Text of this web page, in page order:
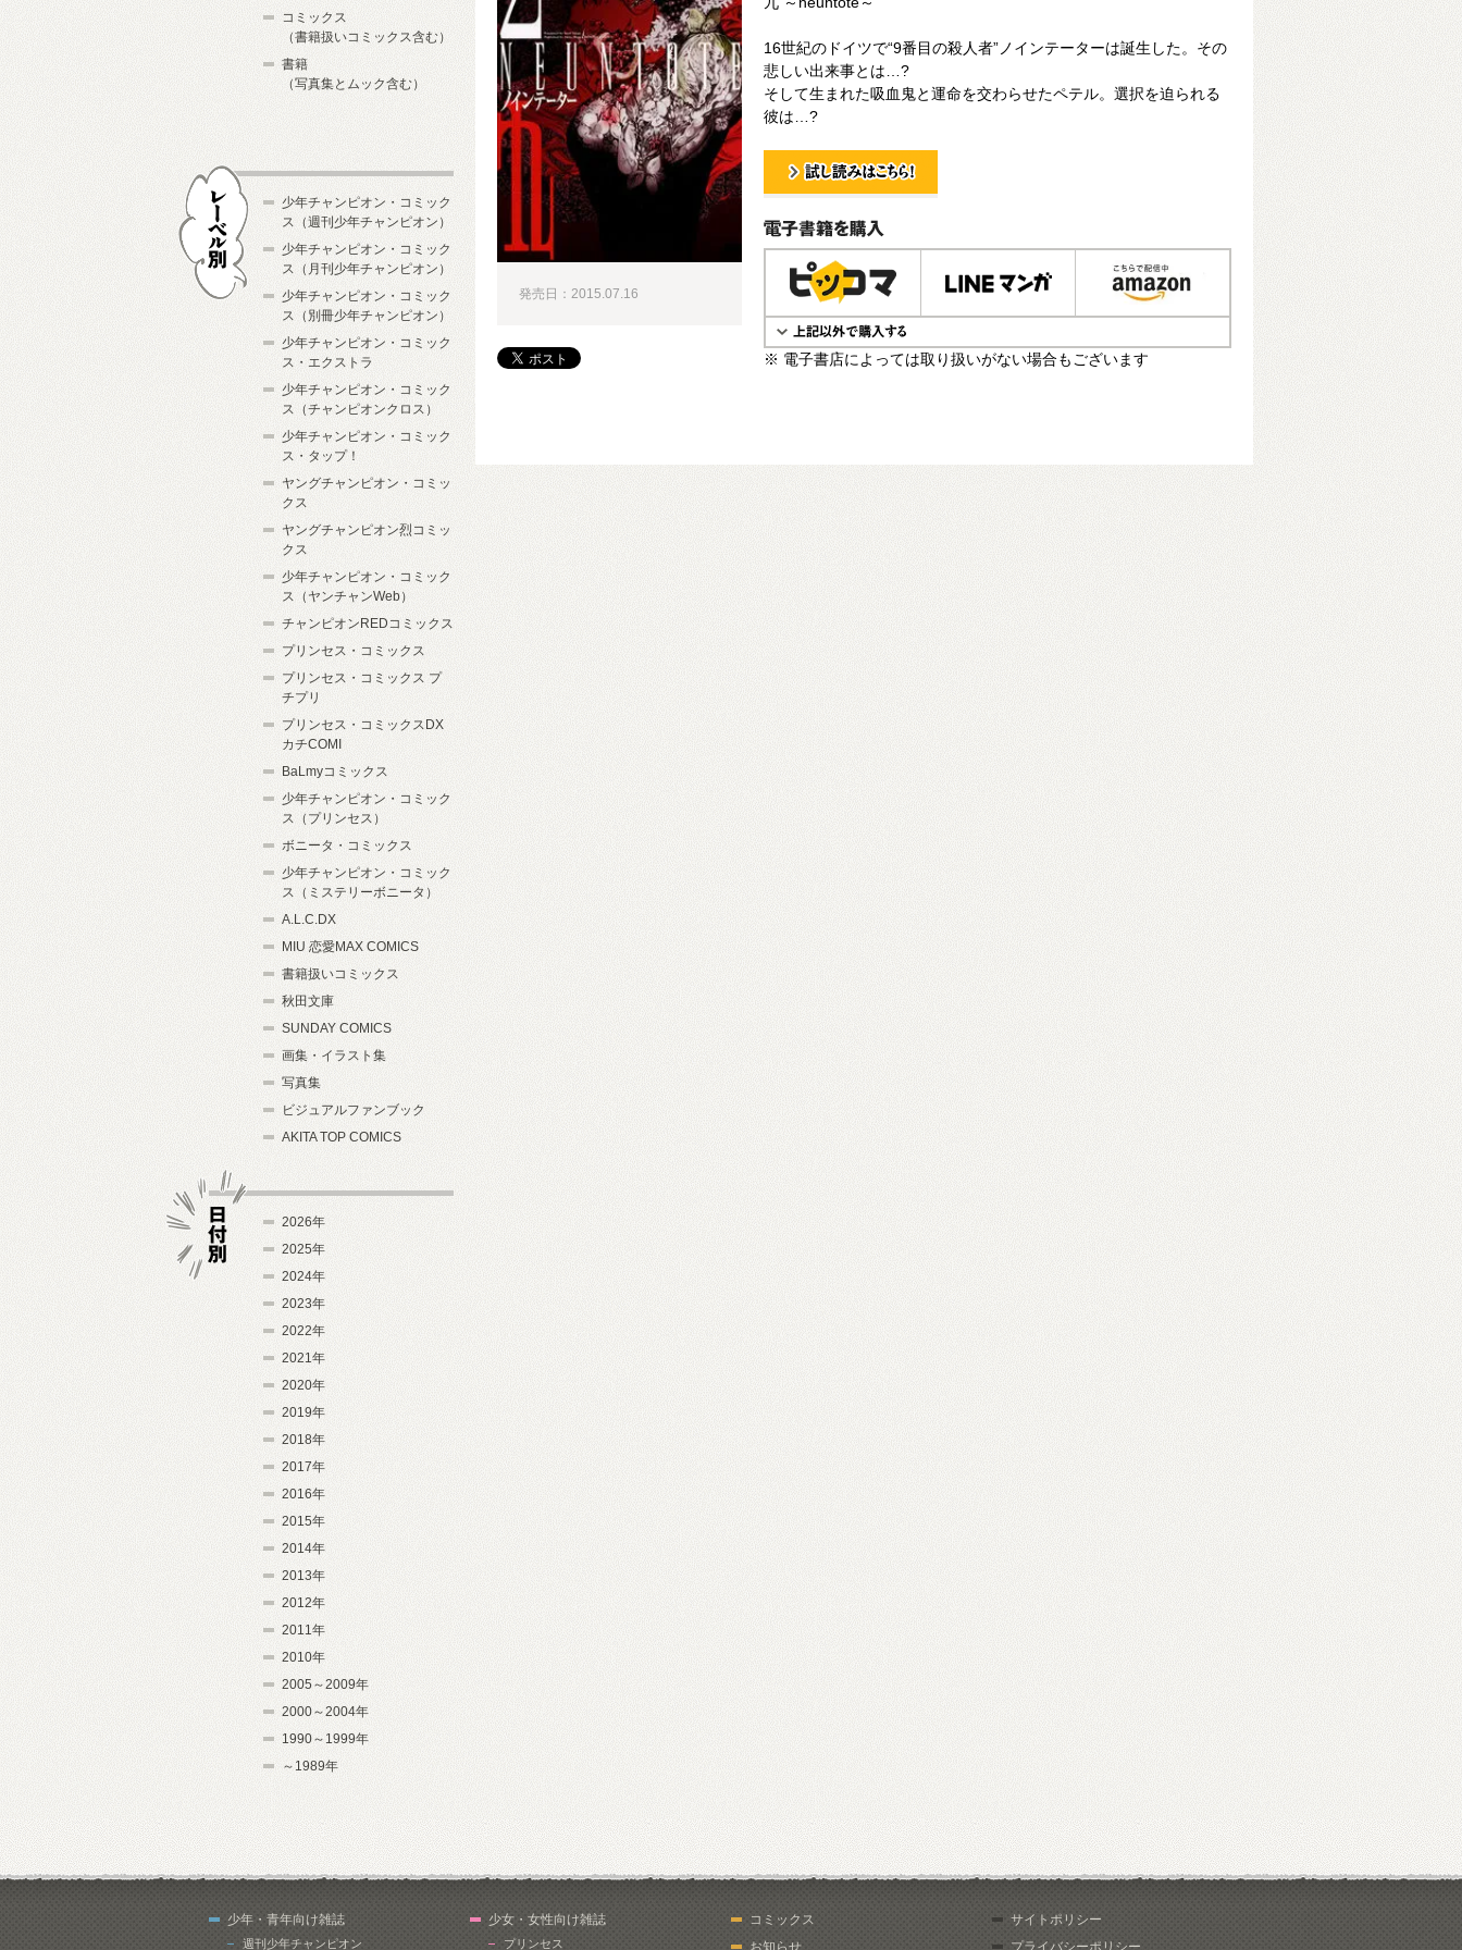
16世紀のドイツで“9番目の殺人者”ノインテーターは誕生した。その
悲しい出来事とは…?
そして生まれた吸血鬼と運命を交わらせたペテル。選択を迫られる
彼は…?
電子書籍で購入
※ 電子書店によっては取り扱いがない場合もございます
発売日：2015.07.16
コミックス
（書籍扱いコミックス含む）
書籍
（写真集とムック含む）
少年チャンピオン・コミック
ス（週刊少年チャンピオン）
少年チャンピオン・コミック
ス（月刊少年チャンピオン）
少年チャンピオン・コミック
ス（別冊少年チャンピオン）
少年チャンピオン・コミック
ス・エクストラ
少年チャンピオン・コミック
ス（チャンピオンクロス）
少年チャンピオン・コミック
ス・タップ！
ヤングチャンピオン・コミッ
クス
ヤングチャンピオン烈コミッ
クス
少年チャンピオン・コミック
ス（ヤンチャンWeb）
チャンピオンREDコミックス
プリンセス・コミックス
プリンセス・コミックス プ
チプリ
プリンセス・コミックスDX
カチCOMI
BaLmyコミックス
少年チャンピオン・コミック
ス（プリンセス）
ボニータ・コミックス
少年チャンピオン・コミック
ス（ミステリーボニータ）
A.L.C.DX
MIU 恋愛MAX COMICS
書籍扱いコミックス
秋田文庫
SUNDAY COMICS
画集・イラスト集
写真集
ビジュアルファンブック
AKITA TOP COMICS
2026年
2025年
2024年
2023年
2022年
2021年
2020年
2019年
2018年
2017年
2016年
2015年
2014年
2013年
2012年
2011年
2010年
2005～2009年
2000～2004年
1990～1999年
～1989年
少年・青年向け雑誌
週刊少年チャンピオン
少女・女性向け雑誌
プリンセス
コミックス
お知らせ
サイトポリシー
プライバシーポリシー